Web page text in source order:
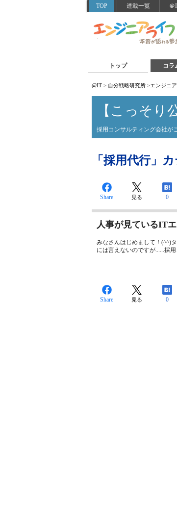
TOP 連載一覧 ＠
トップ コラ
@IT > 自分戦略研究所 >エンジニ
【こっそり
採用コンサルティング会社が
「採用代行」
Share 見る 0
人事が見ているIT
みなさんはじめまして！(^^)
には言えないのですが......採
Share 見る 0